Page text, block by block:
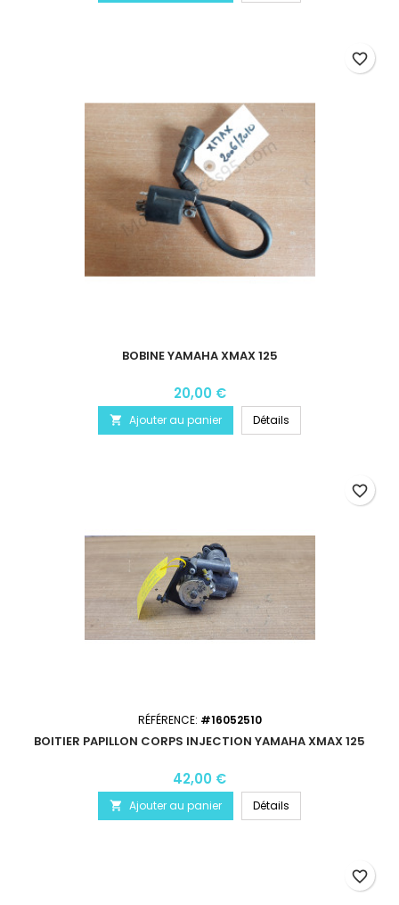
BOBINE YAMAHA XMAX 125
20,00 €
 Ajouter au panier Détails
favorite_border
RÉFÉRENCE: #16052510
BOITIER PAPILLON CORPS INJECTION YAMAHA XMAX 125
42,00 €
 Ajouter au panier Détails
favorite_border
favorite_border